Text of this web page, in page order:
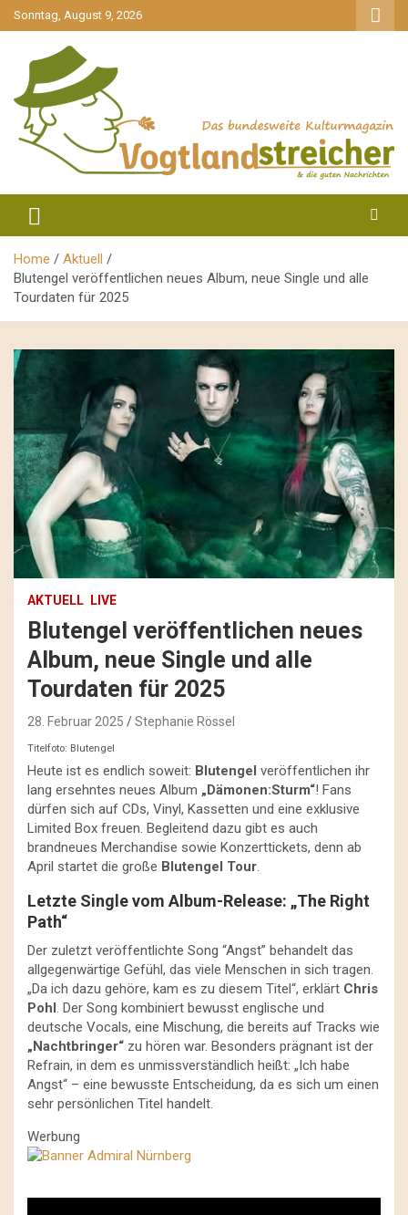
gehe
zum
Sonntag, August 9, 2026
Vogtlandstreicher
Home
Aktuell
Blutengel veröffentlichen neues Album, neue Single und alle
Tourdaten für 2025
AKTUELL LIVE
Blutengel veröffentlichen neues
Album, neue Single und alle
Tourdaten für 2025
28. Februar 2025 Stephanie Rössel
Titelfoto: Blutengel
Heute ist es endlich soweit: Blutengel veröffentlichen ihr
lang ersehntes neues Album „Dämonen:Sturm“! Fans
dürfen sich auf CDs, Vinyl, Kassetten und eine exklusive
Limited Box freuen. Begleitend dazu gibt es auch
brandneues Merchandise sowie Konzerttickets, denn ab
April startet die große Blutengel Tour.
Letzte Single vom Album-Release: „The Right
Path“
Der zuletzt veröffentlichte Song “Angst” behandelt das
allgegenwärtige Gefühl, das viele Menschen in sich tragen.
„Da ich dazu gehöre, kam es zu diesem Titel“, erklärt Chris
Pohl. Der Song kombiniert bewusst englische und
deutsche Vocals, eine Mischung, die bereits auf Tracks wie
„Nachtbringer“ zu hören war. Besonders prägnant ist der
Refrain, in dem es unmissverständlich heißt: „Ich habe
Angst“ – eine bewusste Entscheidung, da es sich um einen
sehr persönlichen Titel handelt.
Werbung